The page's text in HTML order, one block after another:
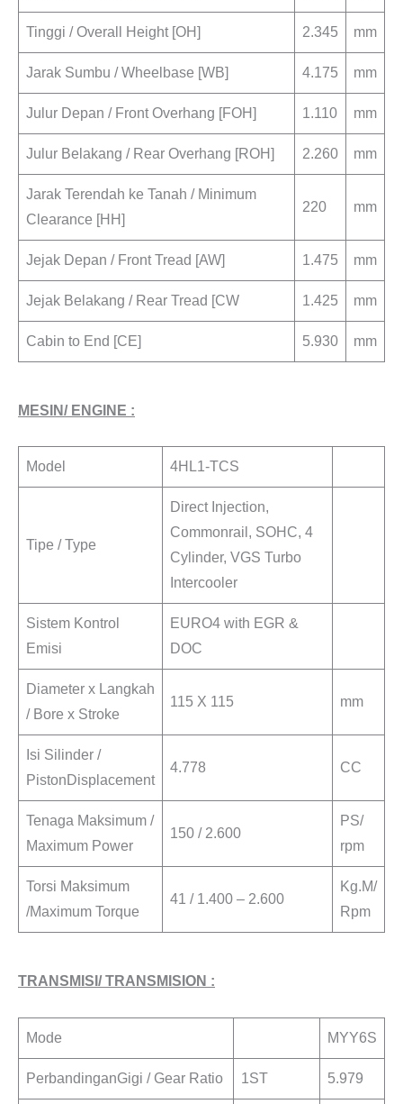
Tinggi / Overall Height [OH] 2.345 mm
Jarak Sumbu / Wheelbase [WB] 4.175 mm
Julur Depan / Front Overhang [FOH] 1.110 mm
Julur Belakang / Rear Overhang [ROH] 2.260 mm
Jarak Terendah ke Tanah / Minimum
Clearance [HH]
220 mm
Jejak Depan / Front Tread [AW] 1.475 mm
Jejak Belakang / Rear Tread [CW 1.425 mm
Cabin to End [CE] 5.930 mm
MESIN/ ENGINE :
Model 4HL1-TCS
Tipe / Type
Direct Injection,
Commonrail, SOHC, 4
Cylinder, VGS Turbo
Intercooler
Sistem Kontrol
Emisi
EURO4 with EGR &
DOC
Diameter x Langkah
/ Bore x Stroke
115 X 115 mm
Isi Silinder /
PistonDisplacement
4.778 CC
Tenaga Maksimum /
Maximum Power
150 / 2.600
PS/
rpm
Torsi Maksimum
/Maximum Torque
41 / 1.400 – 2.600
Kg.M/
Rpm
TRANSMISI/ TRANSMISION :
Mode MYY6S
PerbandinganGigi / Gear Ratio 1ST 5.979